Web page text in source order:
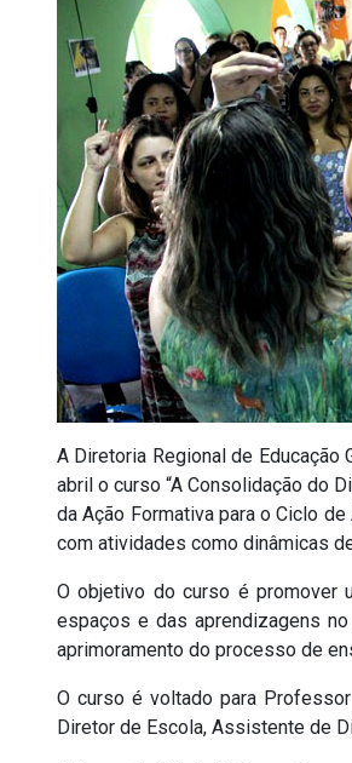
A Diretoria Regional de Educação
abril o curso “A Consolidação do
da Ação Formativa para o Ciclo
com atividades como dinâmicas
O objetivo do curso é promover
espaços e das aprendizagens
aprimoramento do processo de
O curso é voltado para
Diretor de Escola, Assistente de